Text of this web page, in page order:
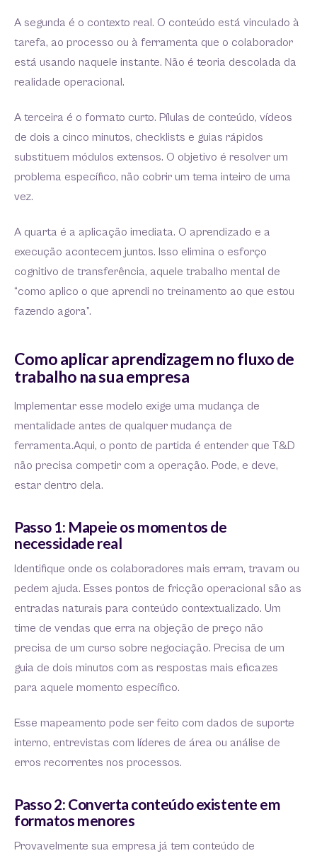
A segunda é o contexto real. O conteúdo está vinculado à
tarefa, ao processo ou à ferramenta que o colaborador
está usando naquele instante. Não é teoria descolada da
realidade operacional.
A terceira é o formato curto. Pílulas de conteúdo, vídeos
de dois a cinco minutos, checklists e guias rápidos
substituem módulos extensos. O objetivo é resolver um
problema específico, não cobrir um tema inteiro de uma
vez.
A quarta é a aplicação imediata. O aprendizado e a
execução acontecem juntos. Isso elimina o esforço
cognitivo de transferência, aquele trabalho mental de
“como aplico o que aprendi no treinamento ao que estou
fazendo agora”.
Como aplicar aprendizagem no fluxo de
trabalho na sua empresa
Implementar esse modelo exige uma mudança de
mentalidade antes de qualquer mudança de
ferramenta.Aqui, o ponto de partida é entender que T&D
não precisa competir com a operação. Pode, e deve,
estar dentro dela.
Passo 1: Mapeie os momentos de
necessidade real
Identifique onde os colaboradores mais erram, travam ou
pedem ajuda. Esses pontos de fricção operacional são as
entradas naturais para conteúdo contextualizado. Um
time de vendas que erra na objeção de preço não
precisa de um curso sobre negociação. Precisa de um
guia de dois minutos com as respostas mais eficazes
para aquele momento específico.
Esse mapeamento pode ser feito com dados de suporte
interno, entrevistas com líderes de área ou análise de
erros recorrentes nos processos.
Passo 2: Converta conteúdo existente em
formatos menores
Provavelmente sua empresa já tem conteúdo de